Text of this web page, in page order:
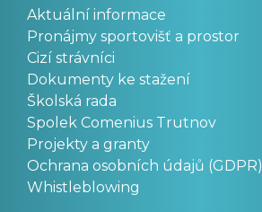
Aktuální informace
Pronájmy sportovišť a prostor
Cizí strávníci
Dokumenty ke stažení
Školská rada
Spolek Comenius Trutnov
Projekty a granty
Ochrana osobních údajů (GDPR)
Whistleblowing